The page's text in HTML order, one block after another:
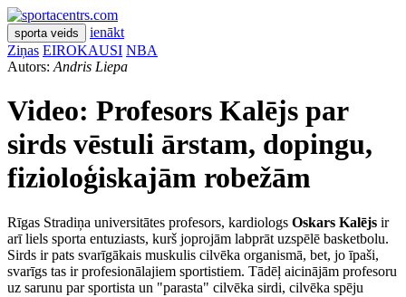
sporta veids
ienākt
Ziņas EIROKAUSI NBA
Autors: Andris Liepa
Video: Profesors Kalējs par
sirds vēstuli ārstam, dopingu,
fizioloģiskajām robežām
Rīgas Stradiņa universitātes profesors, kardiologs Oskars Kalējs ir
arī liels sporta entuziasts, kurš joprojām labprāt uzspēlē basketbolu.
Sirds ir pats svarīgākais muskulis cilvēka organismā, bet, jo īpaši,
svarīgs tas ir profesionālajiem sportistiem. Tādēļ aicinājām profesoru
uz sarunu par sportista un "parasta" cilvēka sirdi, cilvēka spēju